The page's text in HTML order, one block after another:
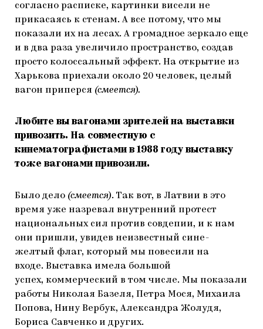
согласно расписке, картинки висели не
прикасаясь к стенам. А все потому, что мы
показали их на лесах. А громадное зеркало еще
и в два раза увеличило пространство, создав
просто колоссальный эффект. На открытие из
Харькова приехали около 20 человек, целый
вагон приперся (смеется).
Любите вы вагонами зрителей на выставки
привозить. На совместную с
кинематографистами в 1988 году выставку
тоже вагонами привозили.
Было дело (смеется). Так вот, в Латвии в это
время уже назревал внутренний протест
национальных сил против совдепии, и к нам
они пришли, увидев неизвестный сине-
желтый флаг, который мы повесили на
входе. Выставка имела большой
успех, коммерческий в том числе. Мы показали
работы Николая Базеля, Петра Мося, Михаила
Попова, Нину Вербук, Александра Жолудя,
Бориса Савченко и других.